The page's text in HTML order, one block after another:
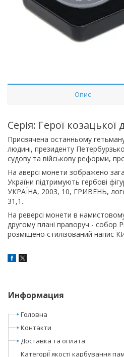
Опис
Серія: Герої козацької
Присвячена останньому
людині, президенту
судову та військову реформи,
На аверсі монети зображено
України підтримують гербові
УКРАЇНА, 2003, 10, ГРИВЕНЬ,
31,1.
На реверсі монети в
другому плані праворуч - собор
розміщено стилізований
Информация
Головна
Контакти
Доставка та оплата
КатегоріЇ якості карбування